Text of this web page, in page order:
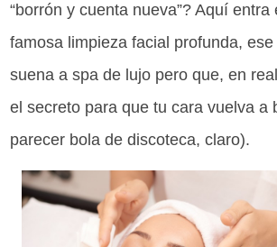
“borrón y cuenta nueva”? Aquí entra
famosa limpieza facial profunda,
suena a spa de lujo pero que, en
el secreto para que tu cara vuelva a
parecer bola de discoteca, claro).